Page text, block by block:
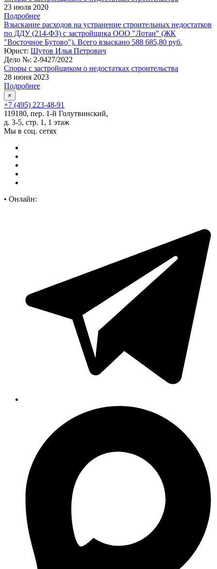
23 июля 2020
Подробнее
Взыскание расходов на устранение строительных недостатков
по ДДУ (214-ФЗ) с застройщика ООО "Лотан" (ЖК
"Восточное Бутово"). Всего взыскано 588 685,80 руб.
Юрист: Шутов Илья Петрович
Дело №: 2-9427/2022
Споры с застройщиком о недостатках строительства
28 июня 2023
Подробнее
×
+7 (495) 223-48-91
119180, пер. 1-й Голутвинский,
д. 3-5, стр. 1, 1 этаж
Мы в соц. сетях
• Онлайн: